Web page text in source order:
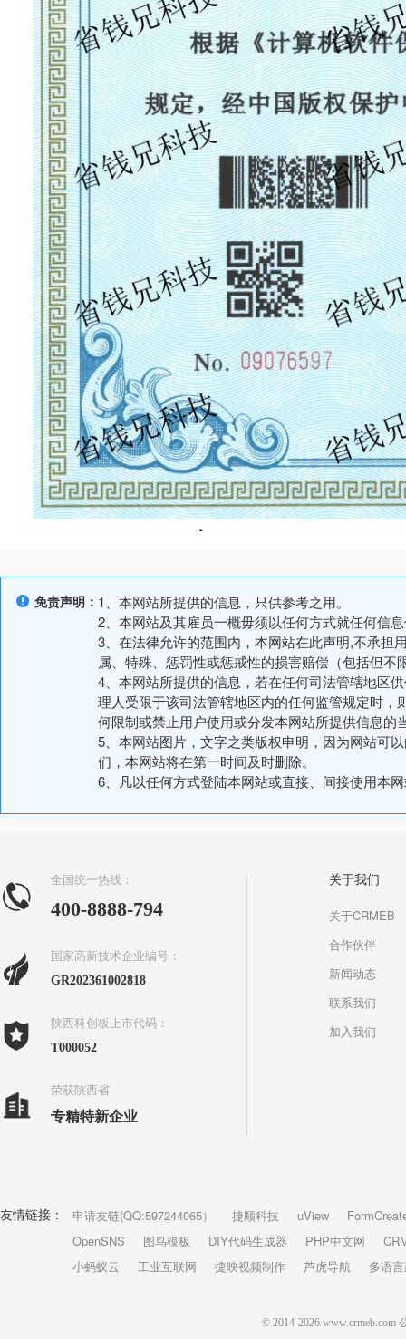
免责声明： 1、本网站所提供的信息，只供参考之用。
2、本网站及其雇员一概毋须以任何方式就任何信
3、在法律允许的范围内，本网站在此声明,不承担
属、特殊、惩罚性或惩戒性的损害赔偿（包括但
4、本网站所提供的信息，若在任何司法管辖地区
理人受限于该司法管辖地区内的任何监管规定时
何限制或禁止用户使用或分发本网站所提供信息的
5、本网站图片，文字之类版权申明，因为网站可
们，本网站将在第一时间及时删除。
6、凡以任何方式登陆本网站或直接、间接使用本
全国统一热线：
400-8888-794
国家高新技术企业编号：
GR202361002818
陕西科创板上市代码：
T000052
荣获陕西省
专精特新企业
关于我们
关于CRMEB
合作伙伴
新闻动态
联系我们
加入我们
友情链接： 申请友链(QQ:597244065） 捷顺科技 uView
OpenSNS
图鸟模板 DIY代码生成器 PHP中文网
小蚂蚁云
工业互联网 捷映视频制作 芦虎导航 多语
© 2014-2026